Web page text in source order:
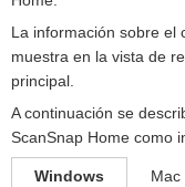
La información sobre el
muestra en la vista de
principal.
A continuación se
ScanSnap Home como
Windows Mac